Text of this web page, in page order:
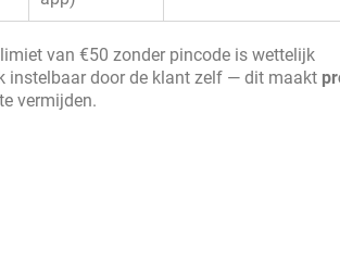
van €50 zonder pincode is wettelijk
instelbaar door de klant zelf — dit maakt
vermijden.